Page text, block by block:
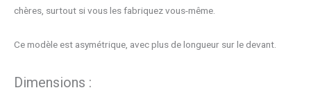
chères, surtout si vous les fabriquez vous-même.
Ce modèle est asymétrique, avec plus de longueur sur le devant.
Dimensions :